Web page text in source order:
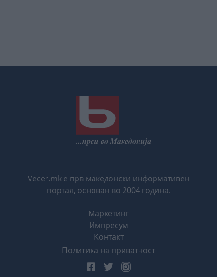
Vecer.mk е прв македонски информативен
портал, основан во 2004 година.
Маркетинг
Импресум
Контакт
Политика на приватност